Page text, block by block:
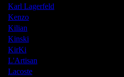
Karl Lagerfeld
Kenzo
Kilian
Kinski
KirKi
L'Artisan
Lacoste